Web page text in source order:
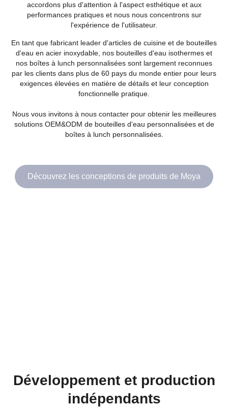
accordons plus d'attention à l'aspect esthétique et aux
performances pratiques et nous nous concentrons sur
l'expérience de l'utilisateur.
En tant que fabricant leader d'articles de cuisine et de bouteilles
d'eau en acier inoxydable, nos bouteilles d'eau isothermes et
nos boîtes à lunch personnalisées sont largement reconnues
par les clients dans plus de 60 pays du monde entier pour leurs
exigences élevées en matière de détails et leur conception
fonctionnelle pratique.
Nous vous invitons à nous contacter pour obtenir les meilleures
solutions OEM&ODM de bouteilles d'eau personnalisées et de
boîtes à lunch personnalisées.
Découvrez les conceptions de produits de Moya
Développement et production
indépendants